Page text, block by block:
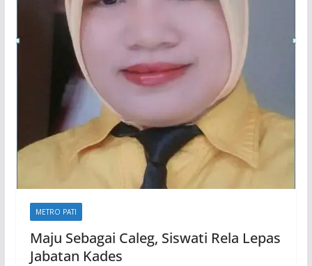
METRO PATI
Maju Sebagai Caleg, Siswati Rela Lepas
Jabatan Kades